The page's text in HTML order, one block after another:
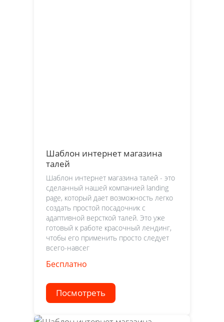
Шаблон интернет магазина
талей
Шаблон интернет магазина талей - это
сделанный нашей компанией landing
page, который дает возможность легко
создать простой посадочник с
адаптивной версткой талей. Это уже
готовый к работе красочный лендинг,
чтобы его применить просто следует
всего-навсег
Бесплатно
Посмотреть